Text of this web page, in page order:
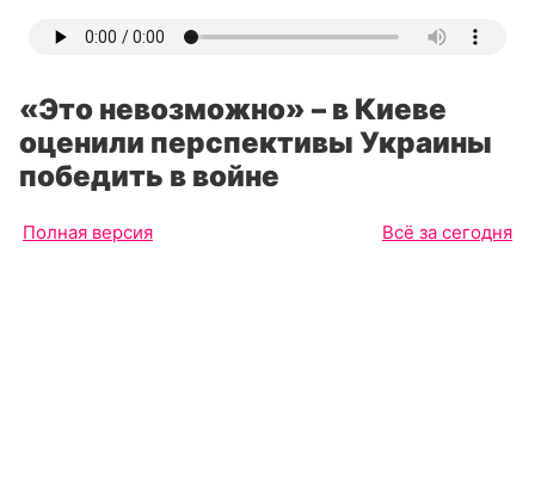
«Это невозможно» – в Киеве
оценили перспективы Украины
победить в войне
Полная версия Всё за сегодня